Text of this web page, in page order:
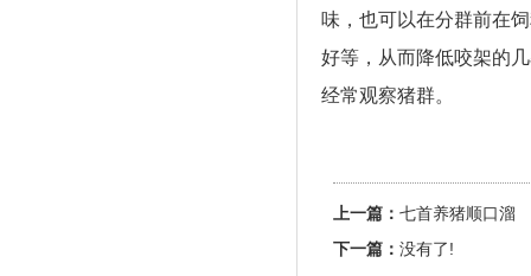
味，也可以在分群前在
好等，从而降低咬架的
经常观察猪群。
上一篇： 七首养猪顺口溜
下一篇： 没有了!